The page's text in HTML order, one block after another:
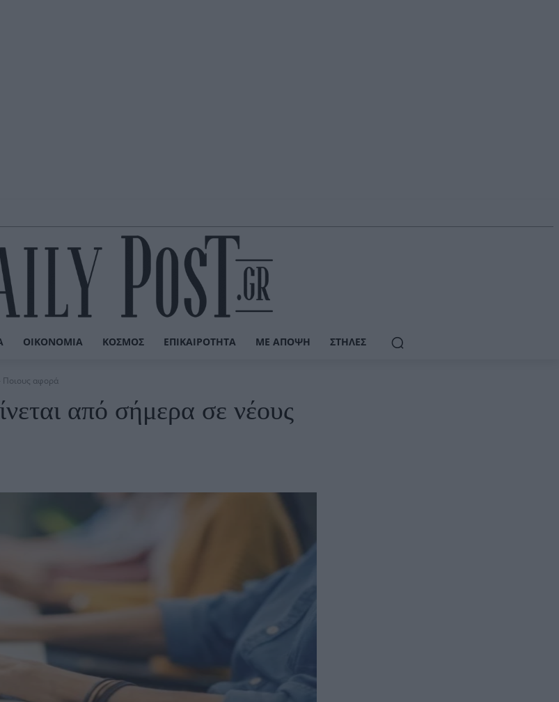
ΟΙΚΟΝΟΜΊΑ ΚΌΣΜΟΣ ΕΠΙΚΑΙΡΌΤΗΤΑ ΜΕ ΆΠΟΨΗ ΣΤΉΛΕΣ
Ποιους αφορά
από σήμερα σε νέους